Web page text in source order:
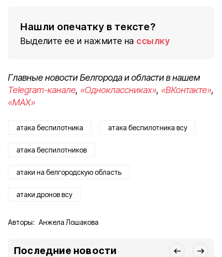
Нашли опечатку в тексте?
Выделите ее и нажмите на ссылку
Главные новости Белгорода и области в нашем
Telegram-канале, «Одноклассниках», «ВКонтакте»,
«MAX»
атака беспилотника атака беспилотника всу
атака беспилотников
атаки на белгородскую область
атаки дронов всу
Авторы: Анжела Лошакова
Последние новости